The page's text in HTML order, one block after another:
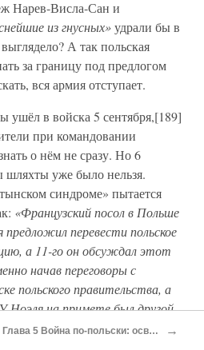
Нарев-Висла-Сан и
из гнусных»удрали бы в
А так польская
за границу под предлогом
вся армия отступает.
ушёл в войска 5 сентября,[189]
при командовании
о нём не сразу. Но 6
шляхты уже было нельзя.
синдроме» пытается
«Французский посол в Польше
перевести польское
а 11-го он обсуждал этот
начав переговоры с
польского правительства, а
Ноэля на примете был другой,
— генерал В. Сикорский» .[190]
Глава 5 Война по-польски: освобождение Польши →